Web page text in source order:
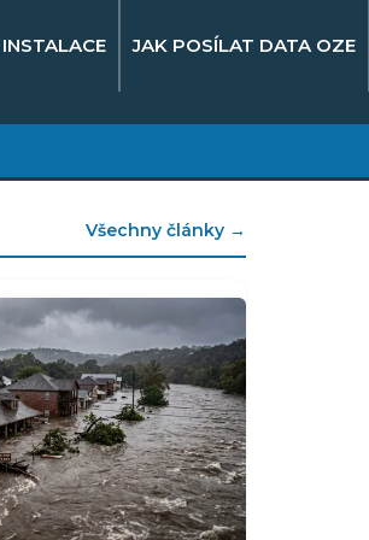
JAK POSÍLAT DATA OZE
Všechny články →